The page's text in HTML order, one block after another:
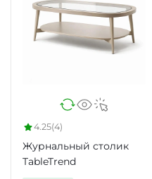
4.25(4)
Журнальный столик
TableTrend